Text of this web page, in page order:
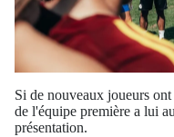
Si de nouveaux joueurs
de l'équipe première a lui
présentation.